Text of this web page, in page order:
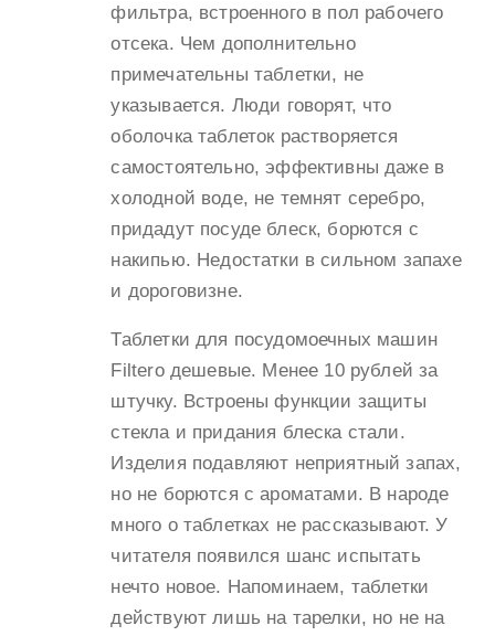
фильтра, встроенного в пол рабочего
отсека. Чем дополнительно
примечательны таблетки, не
указывается. Люди говорят, что
оболочка таблеток растворяется
самостоятельно, эффективны даже в
холодной воде, не темнят серебро,
придадут посуде блеск, борются с
накипью. Недостатки в сильном запахе
и дороговизне.
Таблетки для посудомоечных машин
Filtero дешевые. Менее 10 рублей за
штучку. Встроены функции защиты
стекла и придания блеска стали.
Изделия подавляют неприятный запах,
но не борются с ароматами. В народе
много о таблетках не рассказывают. У
читателя появился шанс испытать
нечто новое. Напоминаем, таблетки
действуют лишь на тарелки, но не на